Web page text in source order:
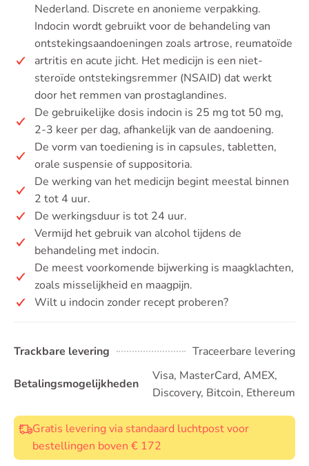
Nederland. Discrete en anonieme verpakking.
Indocin wordt gebruikt voor de behandeling van
ontstekingsaandoeningen zoals artrose, reumatoïde
artritis en acute jicht. Het medicijn is een niet-
steroïde ontstekingsremmer (NSAID) dat werkt
door het remmen van prostaglandines.
De gebruikelijke dosis indocin is 25 mg tot 50 mg,
2-3 keer per dag, afhankelijk van de aandoening.
De vorm van toediening is in capsules, tabletten,
orale suspensie of suppositoria.
De werking van het medicijn begint meestal binnen
2 tot 4 uur.
De werkingsduur is tot 24 uur.
Vermijd het gebruik van alcohol tijdens de
behandeling met indocin.
De meest voorkomende bijwerking is maagklachten,
zoals misselijkheid en maagpijn.
Wilt u indocin zonder recept proberen?
Trackbare levering Traceerbare levering
Betalingsmogelijkheden
Visa, MasterCard, AMEX,
Discovery, Bitcoin, Ethereum
Gratis levering via standaard luchtpost voor
bestellingen boven € 172